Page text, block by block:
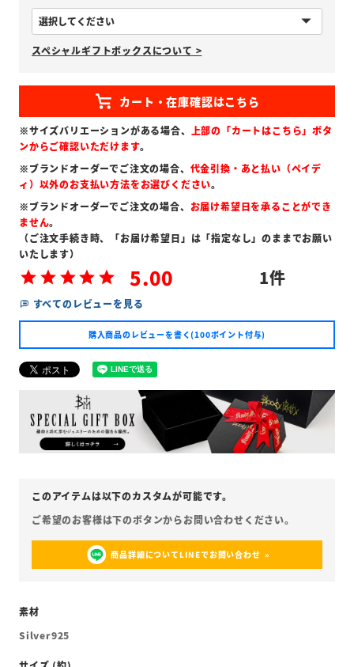
必
須
)
スペシャルギフトボックスについて >
※サイズバリエーションがある場合、 上部の「カートはこちら」ボタ
ンからご確認いただけます。
※ブランドオーダーでご注文の場合、 代金引換・あと払い（ペイデ
ィ）以外のお支払い方法をお選びください。
※ブランドオーダーでご注文の場合、 お届け希望日を承ることができ
ません。
（ご注文手続き時、「お届け希望日」は「指定なし」のままでお願い
いたします）
5.00 1
すべてのレビューを見る
購入商品のレビューを書く(100ポイント付与)
商品詳細についてLINEでお問い合わせ
Silver925